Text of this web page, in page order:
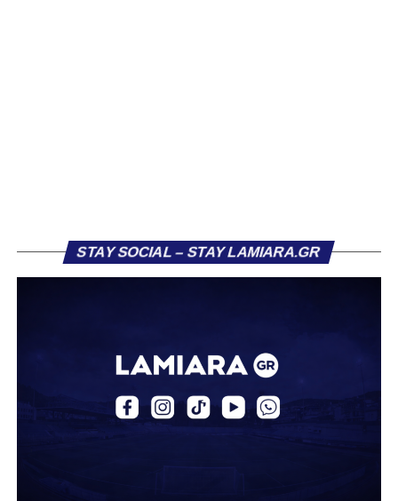
«Ο Α.Ο. Σαρωνικός Αναβύσσου ανακοινώνει την
περσινή σεζόν πραγματοποίησε γεμάτη χρονιά στη Γ’
Στο παρελθόν αγωνίστηκε στην ΑΕΚ Β’, με την οποία
κατέγραψε 10 συμμετοχές στη Super League 2, καθώς
επίσης σε Εθνικό και Ζάκυνθο. Ξεκίνησε την καριέρα του
STAY SOCIAL – STAY LAMIARA.GR